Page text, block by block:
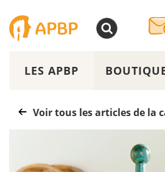
LES APBP
Voir tous les articles de la